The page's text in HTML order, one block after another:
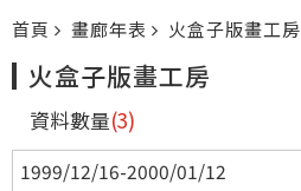
首頁 畫廊年表 火盒子版畫工房
火盒子版畫工房
資料數量(3)
1999/12/16-2000/01/12